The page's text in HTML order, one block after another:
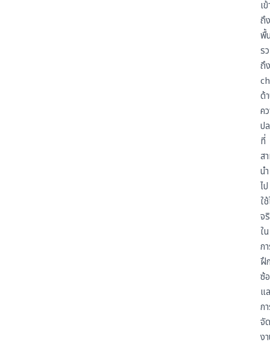
เ
ถึง
พื้
ร
ถึง
ด้
ค
ป
ที่
ส
นำ
ไป
ใ
จ
ใน
ก
ฝึ
ซ้
แ
ก
จัด
ง